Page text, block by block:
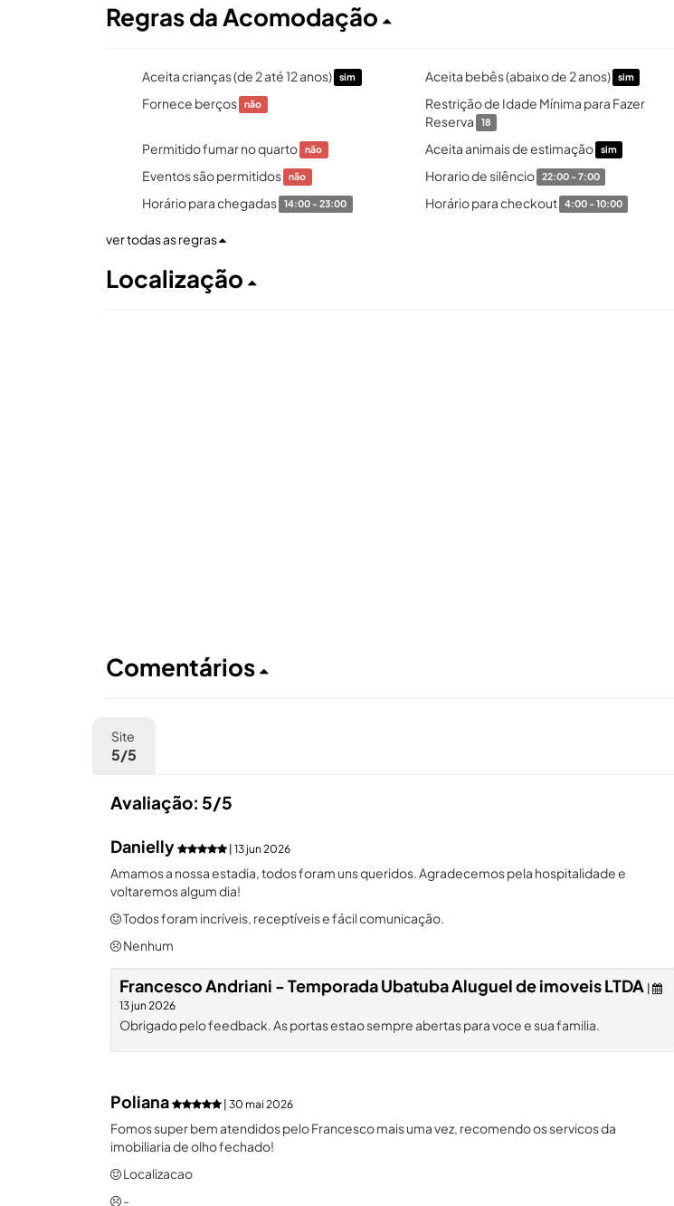
Regras da Acomodação
Aceita crianças (de 2 até 12 anos) sim Aceita bebês (abaixo de 2 anos) sim
Fornece berços não
Restrição de Idade Mínima para Fazer
Reserva
18
Permitido fumar no quarto não Aceita animais de estimação sim
Eventos são permitidos não Horario de silêncio 22:00 - 7:00
Horário para chegadas 14:00 - 23:00 Horário para checkout 4:00 - 10:00
ver todas as regras
Localização
Comentários
Site
5/5
Avaliação: 5/5
Danielly | 13 jun 2026
Amamos a nossa estadia, todos foram uns queridos. Agradecemos pela hospitalidade e
voltaremos algum dia!
Todos foram incríveis, receptíveis e fácil comunicação.
Nenhum
Francesco Andriani - Temporada Ubatuba Aluguel de imoveis LTDA
13 jun 2026
Obrigado pelo feedback. As portas estao sempre abertas para voce e sua familia.
Poliana | 30 mai 2026
Fomos super bem atendidos pelo Francesco mais uma vez, recomendo os servicos da
imobiliaria de olho fechado!
Localizacao
-